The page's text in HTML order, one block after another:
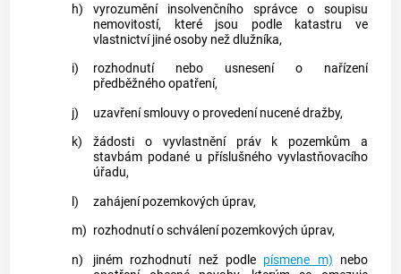
h)
vyrozumění insolvenčního správce o soupisu
nemovitostí, které jsou podle
katastru ve
vlastnictví jiné osoby než dlužníka,
i)
rozhodnutí nebo usnesení o nařízení
předběžného opatření,
j)
uzavření smlouvy o provedení nucené dražby,
k)
žádosti o vyvlastnění práv k pozemkům a
stavbám podané u příslušného vyvlastňovacího
úřadu,
l)
zahájení pozemkových úprav,
m) rozhodnutí o schválení pozemkových úprav,
n)
jiném rozhodnutí než podle písmene m) nebo